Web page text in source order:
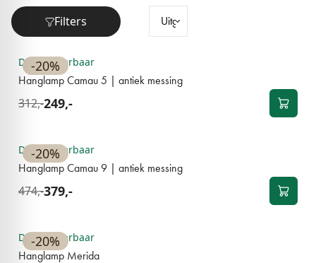
Filters
BESTSELLER
-20%
Direct leverbaar
Hanglamp Camau 5 | antiek messing
312,-249,-
-20%
Direct leverbaar
Hanglamp Camau 9 | antiek messing
474,-379,-
-20%
Direct leverbaar
Hanglamp Merida